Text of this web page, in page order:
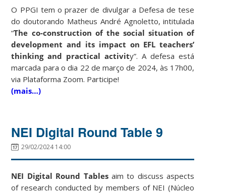
O PPGI tem o prazer de divulgar a Defesa de tese
do doutorando Matheus André Agnoletto, intitulada
“The co-construction of the social situation of
development and its impact on EFL teachers’
thinking and practical activity”. A defesa está
marcada para o dia 22 de março de 2024, às 17h00,
via Plataforma Zoom. Participe!
(mais…)
NEI Digital Round Table 9
29/02/2024 14:00
NEI Digital Round Tablesaim to discuss aspects
of research conducted by members of NEI (Núcleo